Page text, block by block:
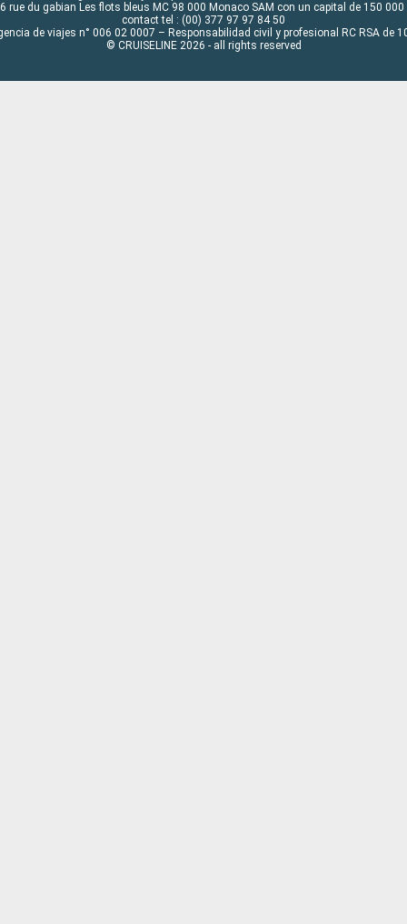
rue du gabian Les flots bleus MC 98 000 Monaco SAM con un capital de 150 000
contact tel : (00) 377 97 97 84 50
de viajes n° 006 02 0007 – Responsabilidad civil y profesional RC RSA de
© CRUISELINE 2026 - all rights reserved